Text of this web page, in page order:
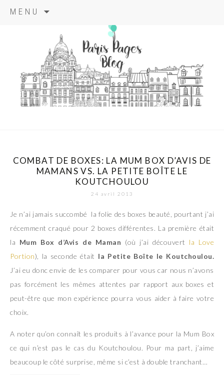
MENU
principal
paris pages
blog
COMBAT DE BOXES: LA MUM BOX D’AVIS DE
MAMANS VS. LA PETITE BOÎTE LE
KOUTCHOULOU
24 avril 2013
Je n’ai jamais succombé la folie des boxes beauté, pourtant j’ai
récemment craqué pour 2 boxes différentes. La première était
la Mum Box d’Avis de Maman (où j’ai découvert la Love
Portion), la seconde était la Petite Boîte le Koutchoulou.
J’ai eu donc envie de les comparer pour vous car nous n’avons
pas forcément les mêmes attentes par rapport aux boxes et
peut-être que mon expérience pourra vous aider à faire votre
choix.
A noter qu’on connaît les produits à l’avance pour la Mum Box
ce qui n’est pas le cas du Koutchoulou. Pour ma part, j’aime
beaucoup le côté surprise, même si c’est à double tranchant…